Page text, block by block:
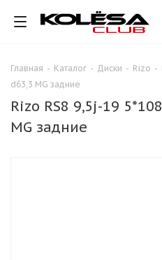
Главная - Каталог - Диски - Rizo -
d63,3 MG задние
Rizo RS8 9,5j-19
MG задние